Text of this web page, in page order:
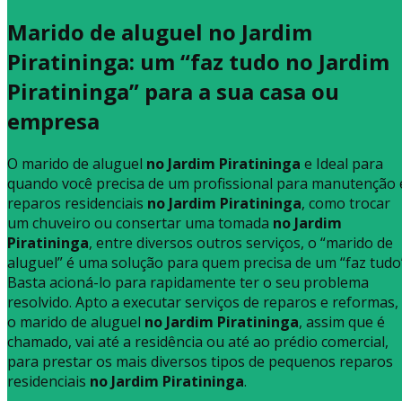
Marido de aluguel no Jardim
Piratininga: um “faz tudo no Jardim
Piratininga” para a sua casa ou
empresa
O marido de aluguel no Jardim Piratininga e Ideal para
quando você precisa de um profissional para manutenção
reparos residenciais no Jardim Piratininga, como trocar
um chuveiro ou consertar uma tomada no Jardim
Piratininga, entre diversos outros serviços, o “marido de
aluguel” é uma solução para quem precisa de um “faz
Basta acioná-lo para rapidamente ter o seu problema
resolvido. Apto a executar serviços de reparos e reformas,
o marido de aluguel no Jardim Piratininga, assim que é
chamado, vai até a residência ou até ao prédio comercial,
para prestar os mais diversos tipos de pequenos reparos
residenciais no Jardim Piratininga.